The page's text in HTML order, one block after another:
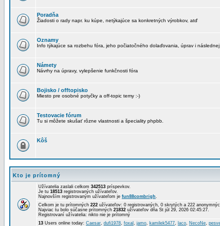
Poradňa
Žiadosti o rady napr. ku kúpe, netýkajúce sa konkretných výrobkov, atď
Oznamy
Info týkajúce sa rozbehu fóra, jeho počiatočného dolaďovania, úprav i
Námety
Návrhy na úpravy, vylepšenie funkčnosti fóra
Bojisko / offtopisko
Miesto pre osobné potyčky a off-topic temy :-)
Testovacie fórum
Tu si môžete skušať rôzne vlastnosti a špeciality phpbb.
Kôš
Kto je prítomný
Užívatelia zaslali celkom 342513 príspevkov.
Je tu 18513 registrovaných užívateľov.
Najnovším registrovaným užívateľom je fun88combrigh.
Celkom je tu prítomných 222 užívateľov: 0 registrovaných, 0 skrytých a 222
Najviac tu bolo súčasne prítomných 21832 užívateľov dňa St júl 29, 2026 02:45:27.
Registrovaní užívatelia: nikto nie je prítomný
13 Users online today: Caesar, dufi1978, foxal , jamo, kamilek5477, laco, NecoNe,